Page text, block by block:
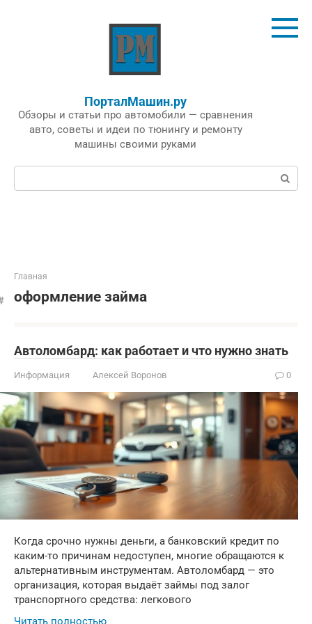
ПорталМашин.ру
Обзоры и статьи про автомобили — сравнения
авто, советы и идеи по тюнингу и ремонту
машины своими руками
Поиск:
Главная
оформление займа
Автоломбард: как работает и что нужно знать
Информация Алексей Воронов 0
Когда срочно нужны деньги, а банковский кредит по
каким-то причинам недоступен, многие обращаются к
альтернативным инструментам. Автоломбард — это
организация, которая выдаёт займы под залог
транспортного средства: легкового